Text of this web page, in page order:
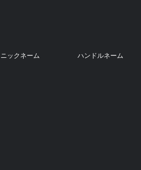
ニックネーム ハンドルネーム